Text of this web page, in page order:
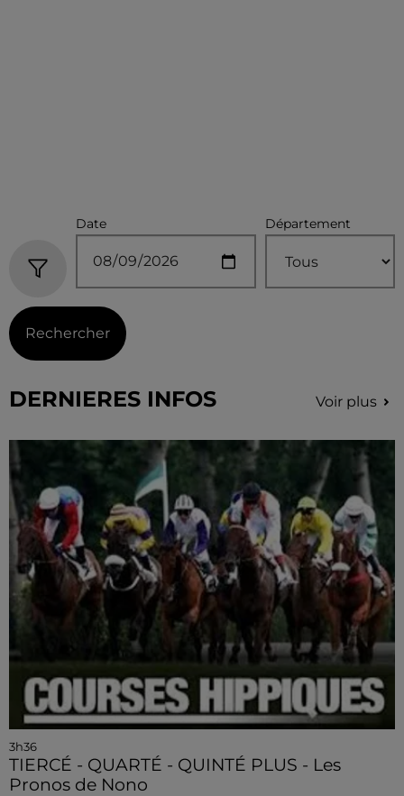
Date Département
Rechercher
DERNIERES INFOS Voir plus
3h36
TIERCÉ - QUARTÉ - QUINTÉ PLUS - Les
Pronos de Nono